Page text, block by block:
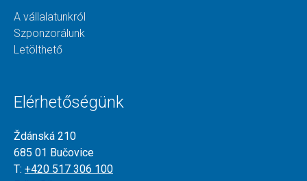
A vállalatunkról
Szponzorálunk
Letölthető
Elérhetőségünk
Ždánská 210
685 01 Bučovice
T: +420 517 306 100